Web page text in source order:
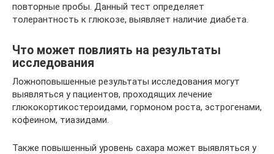
повторные пробы. Данный тест определяет
толерантность к глюкозе, выявляет наличие диабета.
Что может повлиять на результаты
исследования
Ложноповышенные результаты исследования могут
выявляться у пациентов, проходящих лечение
глюкокортикостероидами, гормоном роста, эстрогенами,
кофеином, тиазидами.
Также повышенный уровень сахара может выявляться у